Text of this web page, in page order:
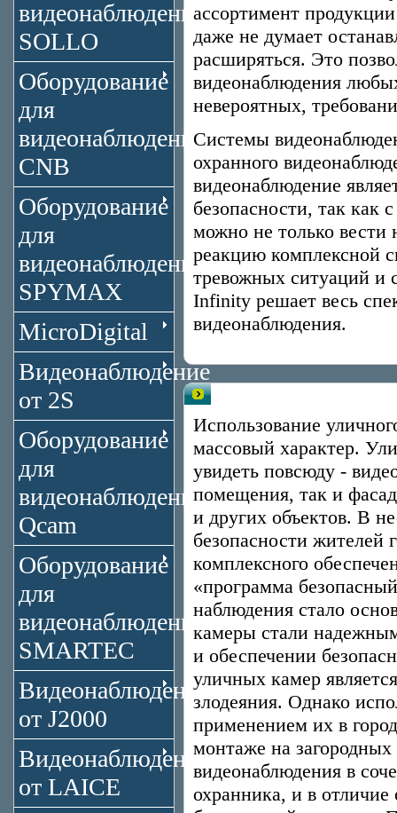
видеонаблюдения
SOLLO
Оборудование
для
видеонаблюдения
CNB
Оборудование
для
видеонаблюдения
SPYMAX
MicroDigital
Видеонаблюдение
от 2S
Оборудование
для
видеонаблюдения
Qcam
Оборудование
для
видеонаблюдения
SMARTEC
Видеонаблюдение
от J2000
Видеонаблюдение
от LAICE
ассортимент
даже не думает
расширяться. Это
видеонаблюдения
невероятных,
Системы
охранного
видеонаблюдение
безопасности, так
можно не только вести
реакцию комплексной
тревожных ситуаций и
Infinity решает весь
видеонаблюдения.
Использование
массовый характер.
увидеть повсюду -
помещения, так и
и других объектов. В
безопасности жителей
комплексного
«программа
наблюдения стало
камеры стали
и обеспечении
уличных камер
злодеяния. Однако
применением их в
монтаже на
видеонаблюдения в
охранника, и в отличие